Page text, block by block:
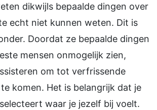
dikwijls bepaalde dingen over
echt niet kunnen weten. Dit is
Doordat ze bepaalde dingen
mensen onmogelijk zien,
om tot verfrissende
komen. Het is belangrijk dat je
waar je jezelf bij voelt.